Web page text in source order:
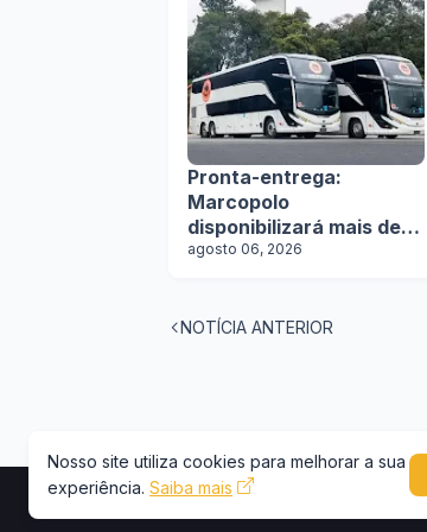
Pronta-entrega:
Marcopolo
disponibilizará mais de
100 ônibus para
agosto 06, 2026
NOTÍCIA ANTERIOR
Nosso site utiliza cookies para melhorar a sua
experiência. Saiba mais